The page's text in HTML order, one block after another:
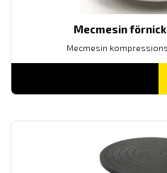
Mecmesin
Mecmesin